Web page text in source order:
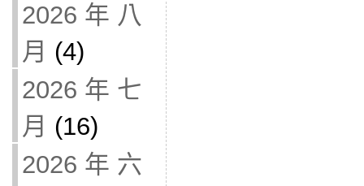
2026 年 八
月 (4)
2026 年 七
月 (16)
2026 年 六